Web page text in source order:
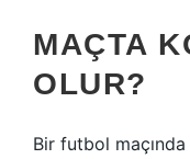
MAÇTA
OLUR?
Bir futbol